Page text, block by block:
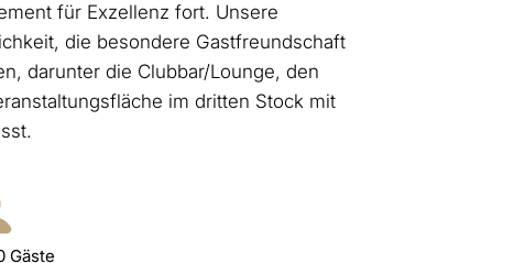
für Exzellenz fort. Unsere
die besondere Gastfreundschaft
darunter die Clubbar/Lounge, den
im dritten Stock mit
Gäste